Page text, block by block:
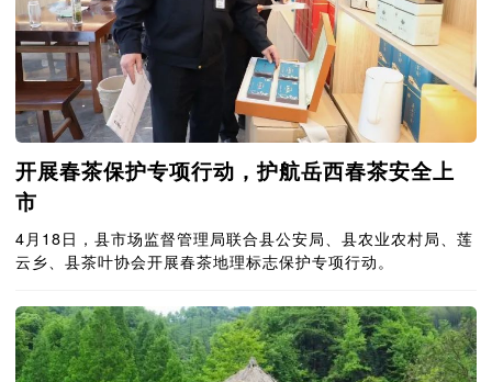
开展春茶保护专项行动，护航岳西春茶安全上
市
4月18日，县市场监督管理局联合县公安局、县农业农村局、莲
云乡、县茶叶协会开展春茶地理标志保护专项行动。